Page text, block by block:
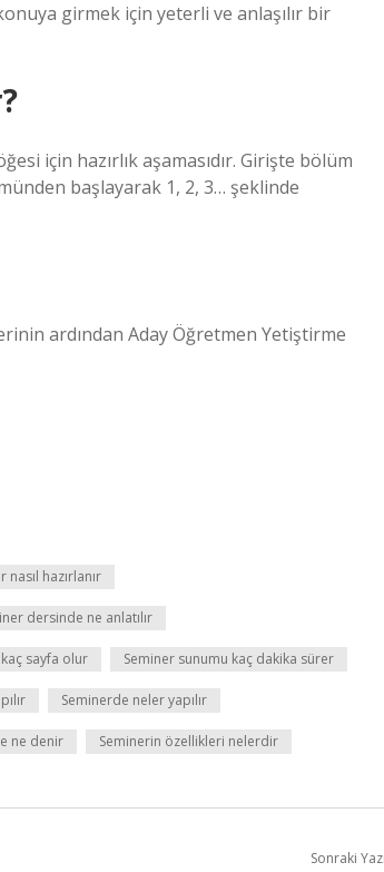
girmek için yeterli ve anlaşılır bir
için hazırlık aşamasıdır. Girişte bölüm
başlayarak 1, 2, 3… şeklinde
ardından Aday Öğretmen Yetiştirme
hazırlanır
dersinde ne anlatılır
sayfa olur Seminer sunumu kaç dakika sürer
Seminerde neler yapılır
ne denir Seminerin özellikleri nelerdir
Sonraki